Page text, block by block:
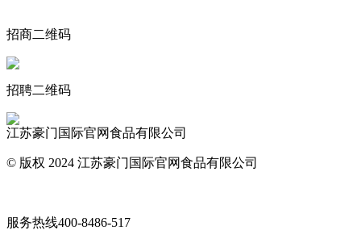
招商二维码
招聘二维码
江苏豪门国际官网食品有限公司
© 版权 2024 江苏豪门国际官网食品有限公司
服务热线400-8486-517